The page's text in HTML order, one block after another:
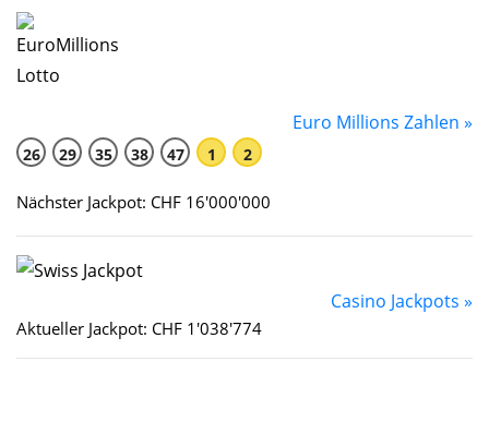
Euro Millions Zahlen »
26 29 35 38 47 1 2
Nächster Jackpot: CHF 16'000'000
Casino Jackpots »
Aktueller Jackpot: CHF 1'038'774